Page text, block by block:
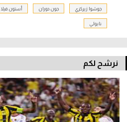
جوشوا زيركزي جون دوران أستون فيلا
نابولي
نرشح لكم